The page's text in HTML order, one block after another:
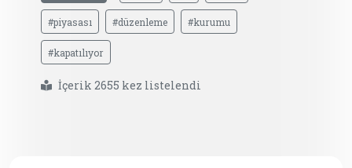
#piyasası #düzenleme #kurumu
#kapatılıyor
İçerik 2655 kez listelendi